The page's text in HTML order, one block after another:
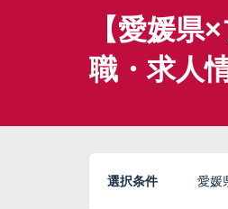
【愛媛
職・求人
選択条件 愛媛